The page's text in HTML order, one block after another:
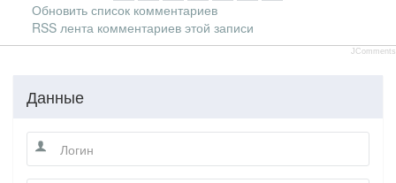
Обновить список комментариев
RSS лента комментариев этой записи
JComments
Данные